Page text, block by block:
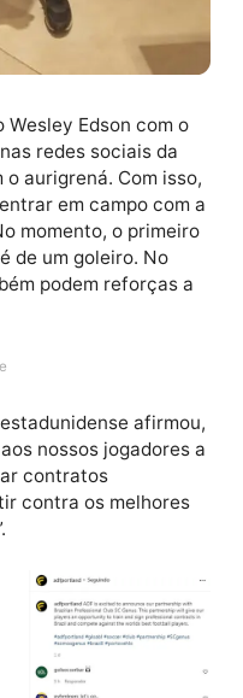
Wesley Edson com o
nas redes sociais da
o aurigrená. Com
é de um goleiro. No
podem reforças
estadunidense
aos nossos
contratos
contra os melhores